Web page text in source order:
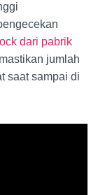
dari pabrik
jumlah
saat sampai di